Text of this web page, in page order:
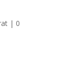
| 0